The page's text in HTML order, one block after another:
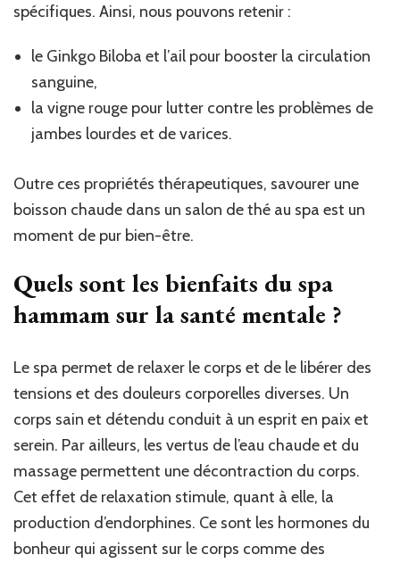
spécifiques. Ainsi, nous pouvons retenir :
le Ginkgo Biloba et l’ail pour booster la circulation
sanguine,
la vigne rouge pour lutter contre les problèmes de
jambes lourdes et de varices.
Outre ces propriétés thérapeutiques, savourer une
boisson chaude dans un salon de thé au spa est un
moment de pur bien-être.
Quels sont les bienfaits du spa
hammam sur la santé mentale ?
Le spa permet de relaxer le corps et de le libérer des
tensions et des douleurs corporelles diverses. Un
corps sain et détendu conduit à un esprit en paix et
serein. Par ailleurs, les vertus de l’eau chaude et du
massage permettent une décontraction du corps.
Cet effet de relaxation stimule, quant à elle, la
production d’endorphines. Ce sont les hormones du
bonheur qui agissent sur le corps comme des